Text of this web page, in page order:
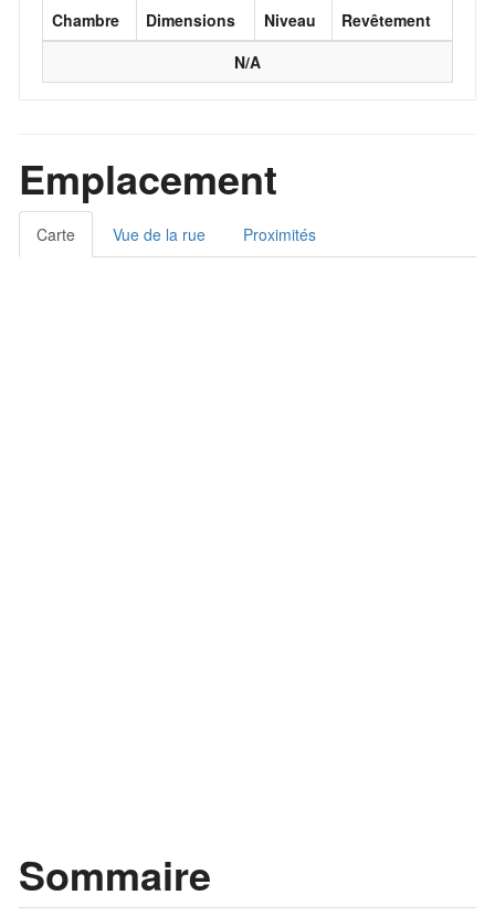
Chambre
Dimensions Niveau
Revêtement
N/A
Emplacement
Carte Vue de la rue Proximités
Sommaire